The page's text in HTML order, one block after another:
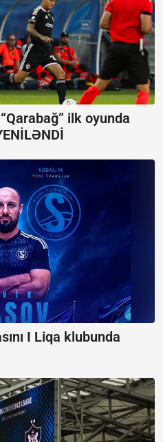
“Qarabağ” ilk oyunda
I Liqa klubunda